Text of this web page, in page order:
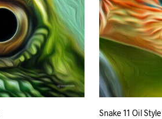
Snake 11 Oil